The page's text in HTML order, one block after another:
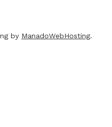
by ManadoWebHosting.